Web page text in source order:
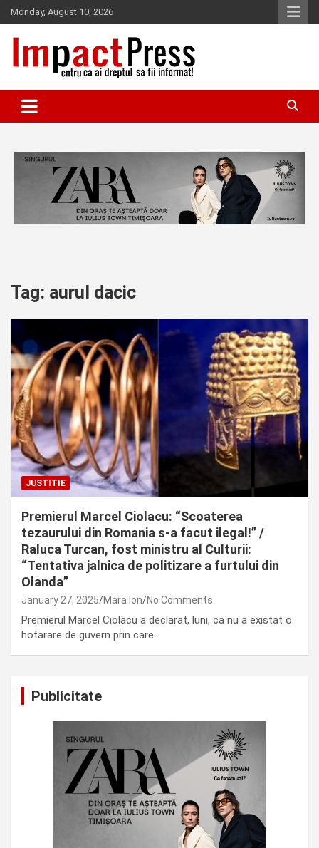
Skip
to
content
Monday, August 10, 2026
IMPACTPRESS
Tag: aurul dacic
JUSTITIE
Premierul Marcel Ciolacu: “Scoaterea
tezaurului din Romania s-a facut ilegal!” /
Raluca Turcan, fost ministru al Culturii:
“Tentativa jalnica de politizare a furtului din
Olanda”
January 27, 2025 Mara Ion No Comments
Premierul Marcel Ciolacu a declarat, luni, ca nu a existat o
hotarare de guvern prin care…
Publicitate